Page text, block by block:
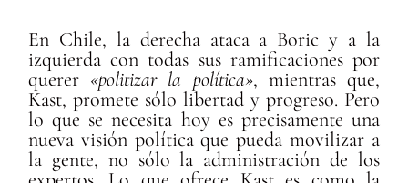
En Chile, la derecha ataca a Boric y a la
izquierda con todas sus ramificaciones por
querer «politizar la política», mientras que,
Kast, promete sólo libertad y progreso. Pero
lo que se necesita hoy es precisamente una
nueva visión política que pueda movilizar a
la gente, no sólo la administración de los